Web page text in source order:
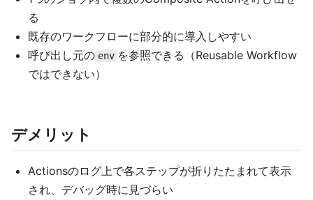
る
既存のワークフローに部分的に導入しやすい
呼び出し元の env を参照できる（Reusable Workflow
ではできない）
デメリット
Actionsのログ上で各ステップが折りたたまれて表示
され、デバッグ時に見づらい